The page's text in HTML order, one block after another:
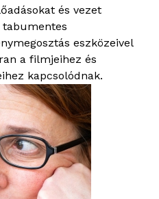
és vezet
tabumentes
eszközeivel
a filmjeihez és
kapcsolódnak.